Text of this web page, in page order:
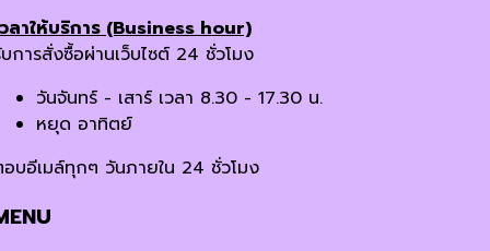
ลาให้บริการ (Business hour)
การสั่งซื้อผ่านเว็บไซต์ 24 ชั่วโมง
วันจันทร์ - เสาร์ เวลา 8.30 - 17.30 น.
หยุด อาทิตย์
บอีเมล์ทุกๆ วันภายใน 24 ชั่วโมง